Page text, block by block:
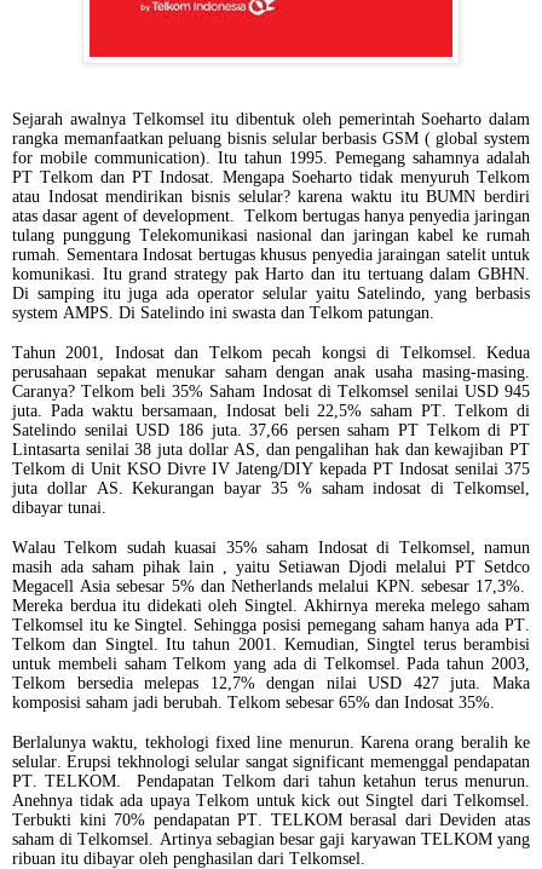
Sejarah awalnya Telkomsel itu dibentuk oleh pemerintah Soeharto dalam
rangka memanfaatkan peluang bisnis selular berbasis GSM ( global system
for mobile communication). Itu tahun 1995. Pemegang sahamnya adalah
PT Telkom dan PT Indosat. Mengapa Soeharto tidak menyuruh Telkom
atau Indosat mendirikan bisnis selular? karena waktu itu BUMN berdiri
atas dasar agent of development. Telkom bertugas hanya penyedia jaringan
tulang punggung Telekomunikasi nasional dan jaringan kabel ke rumah
rumah. Sementara Indosat bertugas khusus penyedia jaraingan satelit untuk
komunikasi. Itu grand strategy pak Harto dan itu tertuang dalam GBHN.
Di samping itu juga ada operator selular yaitu Satelindo, yang berbasis
system AMPS. Di Satelindo ini swasta dan Telkom patungan.
Tahun 2001, Indosat dan Telkom pecah kongsi di Telkomsel. Kedua
perusahaan sepakat menukar saham dengan anak usaha masing-masing.
Caranya? Telkom beli 35% Saham Indosat di Telkomsel senilai USD 945
juta. Pada waktu bersamaan, Indosat beli 22,5% saham PT. Telkom di
Satelindo senilai USD 186 juta. 37,66 persen saham PT Telkom di PT
Lintasarta senilai 38 juta dollar AS, dan pengalihan hak dan kewajiban PT
Telkom di Unit KSO Divre IV Jateng/DIY kepada PT Indosat senilai 375
juta dollar AS. Kekurangan bayar 35 % saham indosat di Telkomsel,
dibayar tunai.
Walau Telkom sudah kuasai 35% saham Indosat di Telkomsel, namun
masih ada saham pihak lain , yaitu Setiawan Djodi melalui PT Setdco
Megacell Asia sebesar 5% dan Netherlands melalui KPN. sebesar 17,3%.
Mereka berdua itu didekati oleh Singtel. Akhirnya mereka melego saham
Telkomsel itu ke Singtel. Sehingga posisi pemegang saham hanya ada PT.
Telkom dan Singtel. Itu tahun 2001. Kemudian, Singtel terus berambisi
untuk membeli saham Telkom yang ada di Telkomsel. Pada tahun 2003,
Telkom bersedia melepas 12,7% dengan nilai USD 427 juta. Maka
komposisi saham jadi berubah. Telkom sebesar 65% dan Indosat 35%.
Berlalunya waktu, tekhologi fixed line menurun. Karena orang beralih ke
selular. Erupsi tekhnologi selular sangat significant memenggal pendapatan
PT. TELKOM. Pendapatan Telkom dari tahun ketahun terus menurun.
Anehnya tidak ada upaya Telkom untuk kick out Singtel dari Telkomsel.
Terbukti kini 70% pendapatan PT. TELKOM berasal dari Deviden atas
saham di Telkomsel. Artinya sebagian besar gaji karyawan TELKOM yang
ribuan itu dibayar oleh penghasilan dari Telkomsel.